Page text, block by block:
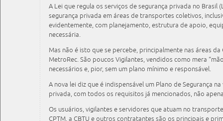
A Lei que regula os serviços de segurança privada no Brasil
segurança privada em áreas de transportes coletivos,
evidentemente, com planejamento, estrutura de apoio,
necessária.
Mas não é isto que se percebe, principalmente nas áreas da
MetroRec. São poucos Vigilantes, vendidos como mera
necessários e, pior, sem um plano mínimo e responsável.
A nova lei diz que é indispensável um Plano de Segurança
privada, com todos os requisitos já mencionados, não
Os usuários, vigilantes e servidores que atuam no
CPTM, a CBTU e outros contratantes são os principais e